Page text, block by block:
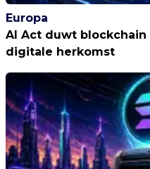
Europa
AI Act duwt
digitale herkomst